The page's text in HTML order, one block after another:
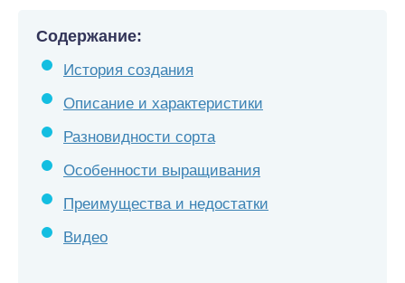
Содержание:
История создания
Описание и характеристики
Разновидности сорта
Особенности выращивания
Преимущества и недостатки
Видео